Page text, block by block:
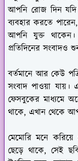
আপনি রোজ দিন যদি
ব্যবহার করতে পারেন,
আপনি যুক্ত
প্রতিদিনের সংবাদও
বর্তমানে আর কেউ
সংবাদ পাওয়া
ফেসবুকের মাধ্যমে
থাকে, এখান থেকে
মেমোরি মনে করিয়ে
ছেড়ে থাকে, সেই